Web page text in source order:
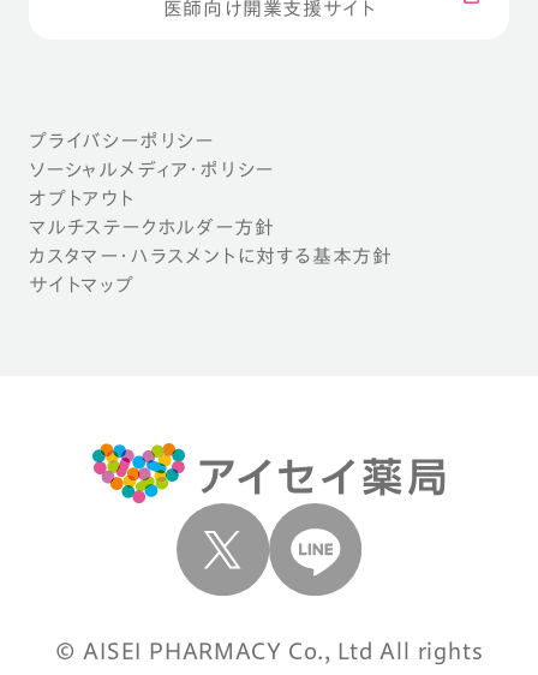
医師向け開業支援サイト
プライバシーポリシー
ソーシャルメディア・ポリシー
オプトアウト
マルチステークホルダー方針
カスタマー・ハラスメントに対する基本方針
サイトマップ
© AISEI PHARMACY Co., Ltd All rights